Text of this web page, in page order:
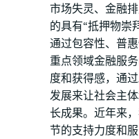
市场失灵、金融
的具有“抵押物崇
通过包容性、普
重点领域金融服
度和获得感，通
发展来让社会主
长成果。近年来
节的支持力度和